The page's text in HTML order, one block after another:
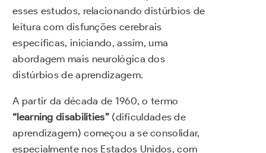
esses estudos, relacionando distúrbios de
leitura com disfunções cerebrais
específicas, iniciando, assim, uma
abordagem mais neurológica dos
distúrbios de aprendizagem.
A partir da década de 1960, o termo
“learning disabilities”(dificuldades de
aprendizagem) começou a se consolidar,
especialmente nos Estados Unidos, com